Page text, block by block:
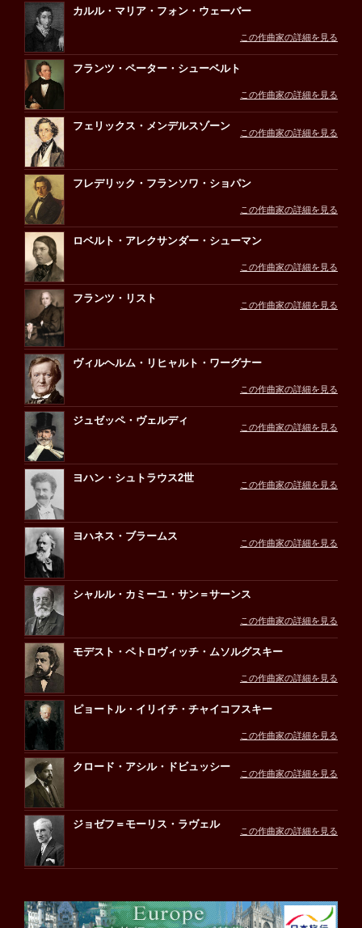
カルル・マリア・フォン・ウェーバー
この作曲家の詳細を見る
フランツ・ペーター・シューベルト
この作曲家の詳細を見る
フェリックス・メンデルスゾーン
この作曲家の詳細を見る
フレデリック・フランソワ・ショパン
この作曲家の詳細を見る
ロベルト・アレクサンダー・シューマン
この作曲家の詳細を見る
フランツ・リスト
この作曲家の詳細を見る
ヴィルヘルム・リヒャルト・ワーグナー
この作曲家の詳細を見る
ジュゼッペ・ヴェルディ
この作曲家の詳細を見る
ヨハン・シュトラウス2世
この作曲家の詳細を見る
ヨハネス・ブラームス
この作曲家の詳細を見る
シャルル・カミーユ・サン＝サーンス
この作曲家の詳細を見る
モデスト・ペトロヴィッチ・ムソルグスキー
この作曲家の詳細を見る
ピョートル・イリイチ・チャイコフスキー
この作曲家の詳細を見る
クロード・アシル・ドビュッシー
この作曲家の詳細を見る
ジョゼフ＝モーリス・ラヴェル
この作曲家の詳細を見る